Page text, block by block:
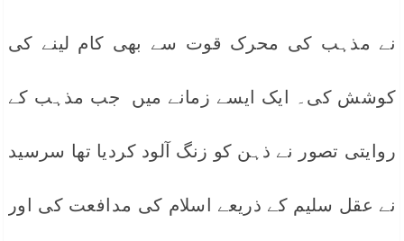
نے مذہب کی محرک قوت سے بھی کام لینے کی
کوشش کی۔ ایک ایسے زمانے میں جب مذہب کے
روایتی تصور نے ذہن کو زنگ آلود کردیا تھا سرسید
نے عقل سلیم کے ذریعے اسلام کی مدافعت کی اور